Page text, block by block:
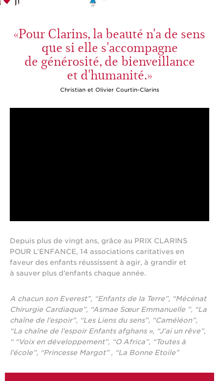
«Pour Clarins, la beauté n'a de sens
que si elle s'accompagne
de générosité,de bienveillance
et d'humanité.»
Christian et Olivier Courtin-Clarins
Depuis plus de vingt ans, grâce au PRIX CLARINS
POUR L’ENFANCE, 14 associations caritatives en
faveur des enfants réussissent à agir, à grandir et
à sauver plus d’enfants chaque année.
A chacun son Everest”, “Enfants de la Terre”, “Mécénat
Chirurgie Cardiaque”, “Asmae Sœur Emmanuelle ”, “La
chaîne de l’espoir”, “Les Liens du sens”, “Caméléon”,
“La chaîne de l’espoir Enfants afghans », “J’ai un rêve”,
“ “Voix en développement”, “O Africa”, “Toutes à
l’école”, “Princesse Margot” , “La Bonne Etoile”